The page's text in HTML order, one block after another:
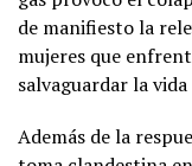
de manifiesto la
mujeres que
salvaguardar la
Además de la